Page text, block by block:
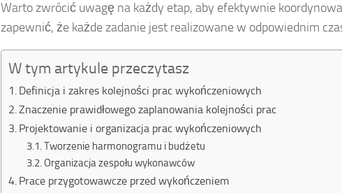
Warto zwrócić uwagę na każdy etap, aby efektywnie
zapewnić, że każde zadanie jest realizowane w odpowiednim
W tym artykule przeczytasz
Definicja i zakres kolejności prac wykończeniowych
Znaczenie prawidłowego zaplanowania kolejności prac
Projektowanie i organizacja prac wykończeniowych
Tworzenie harmonogramu i budżetu
Organizacja zespołu wykonawców
Prace przygotowawcze przed wykończeniem